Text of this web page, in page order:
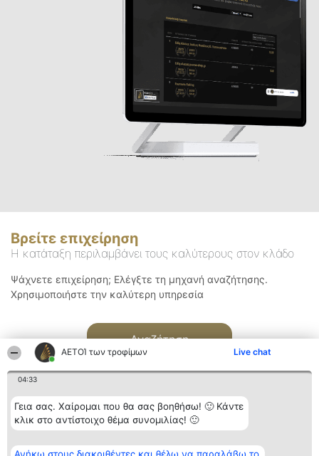
ΑΕΤΟΊ των τροφίμων Live chat
04:33
Γεια σας. Χαίρομαι που θα σας βοηθήσω! 🙂 Κάντε
κλικ στο αντίστοιχο θέμα συνομιλίας! 🙂
Βρείτε επιχείρηση
Η κατάταξη περιλαμβάνει τους καλύτερους στον κλάδο
Ψάχνετε επιχείρηση; Ελέγξτε τη μηχανή αναζήτησης.
Χρησιμοποιήστε την καλύτερη υπηρεσία
Αναζήτηση
Διοργανωτής της
κατάταξης
Κατάταξη
Διακριθέντες
Επικοινωνία
Επικοινωνία